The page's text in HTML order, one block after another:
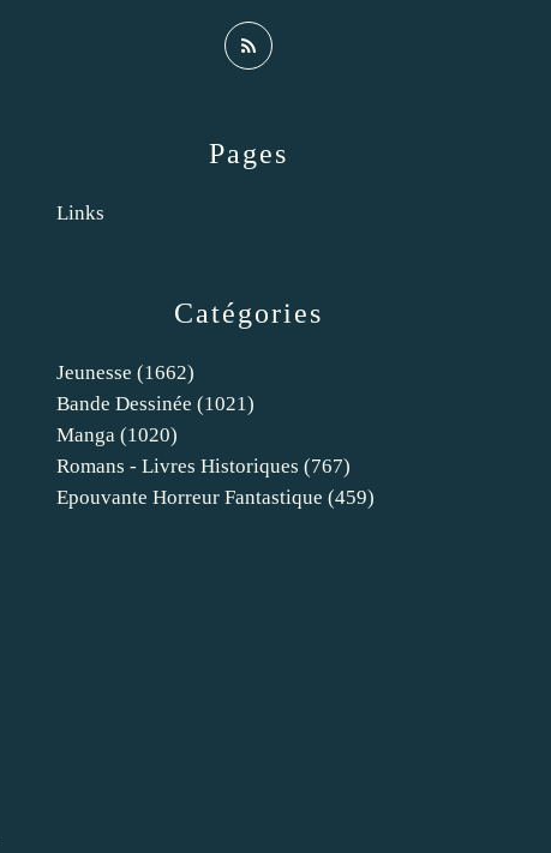
Catégories
Jeunesse (1662)
Bande Dessinée (1021)
Manga (1020)
Romans - Livres Historiques (767)
Epouvante Horreur Fantastique (459)
Pages
Links